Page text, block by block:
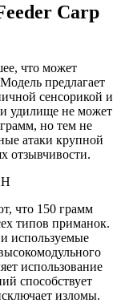
Carp
что может
предлагает
сенсорикой и
удилище не может
но тем не
атаки крупной
отзывчивости.
что 150 грамм
типов приманок.
используемые
использование
способствует
изломы.